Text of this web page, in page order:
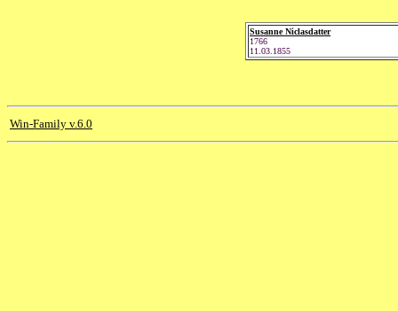
Susanne Niclasdatter
1766
11.03.1855
Win-Family v.6.0